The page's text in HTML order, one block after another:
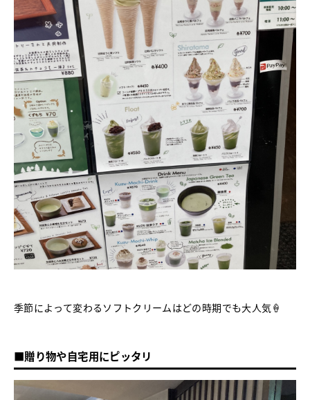
季節によって変わるソフトクリームはどの時期でも大人気🍦
■贈り物や自宅用にピッタリ